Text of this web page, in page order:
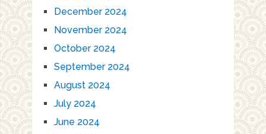
December 2024
November 2024
October 2024
September 2024
August 2024
July 2024
June 2024